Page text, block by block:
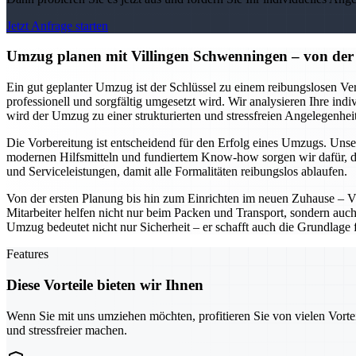
Jetzt Anfrage starten
Umzug planen mit Villingen Schwenningen – von
Ein gut geplanter Umzug ist der Schlüssel zu einem reibungslosen
professionell und sorgfältig umgesetzt wird. Wir analysieren Ihre
wird der Umzug zu einer strukturierten und stressfreien
Die Vorbereitung ist entscheidend für den Erfolg eines Umzugs.
modernen Hilfsmitteln und fundiertem Know-how sorgen wir dafür,
und Serviceleistungen, damit alle Formalitäten reibungslos ablaufen.
Von der ersten Planung bis hin zum Einrichten im neuen Zuhause –
Mitarbeiter helfen nicht nur beim Packen und Transport, sondern
Umzug bedeutet nicht nur Sicherheit – er schafft auch die
Features
Diese Vorteile bieten wir Ihnen
Wenn Sie mit uns umziehen möchten, profitieren Sie von vielen
und stressfreier machen.